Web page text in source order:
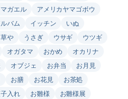
ガエル
アメリカヤマゴボウ
バム イッチン
いぬ
や うさぎ ウサギ
ウツギ
オガタマ おかめ
オカリナ
オブジェ お弁当
お月見
お膳 お花見
お茶処
入れ お雛様
お雛様展